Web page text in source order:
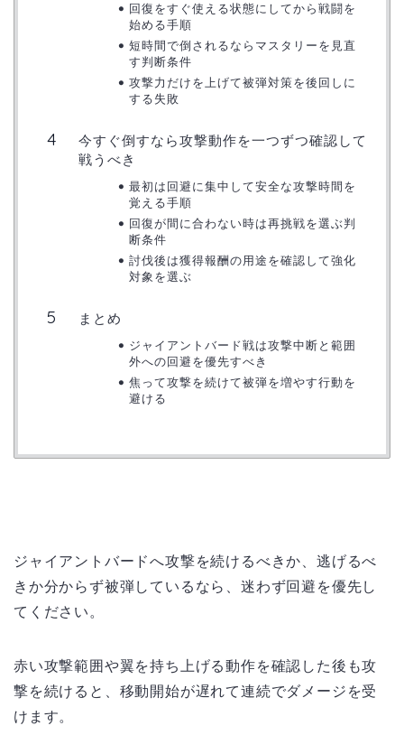
回復をすぐ使える状態にしてから戦闘を
始める手順
短時間で倒されるならマスタリーを見直
す判断条件
攻撃力だけを上げて被弾対策を後回しに
する失敗
今すぐ倒すなら攻撃動作を一つずつ確認して
戦うべき
最初は回避に集中して安全な攻撃時間を
覚える手順
回復が間に合わない時は再挑戦を選ぶ判
断条件
討伐後は獲得報酬の用途を確認して強化
対象を選ぶ
まとめ
ジャイアントバード戦は攻撃中断と範囲
外への回避を優先すべき
焦って攻撃を続けて被弾を増やす行動を
避ける
ジャイアントバードへ攻撃を続けるべきか、逃げるべ
きか分からず被弾しているなら、迷わず回避を優先し
てください。
赤い攻撃範囲や翼を持ち上げる動作を確認した後も攻
撃を続けると、移動開始が遅れて連続でダメージを受
けます。